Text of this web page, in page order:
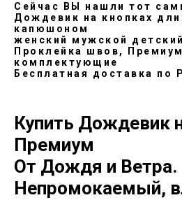
Сейчас ВЫ нашли тот
Дождевик на кнопках
капюшоном
женский мужской детский
Проклейка швов,
комплектующие
Бесплатная доставка по
Купить Дождевик
Премиум
От Дождя и Ветра.
Непромокаемый,